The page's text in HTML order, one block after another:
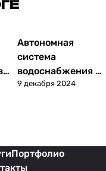
Статьи
Автономная
система
водоснабжения –
что это, из чего
9 декабря 2024
Портфолио